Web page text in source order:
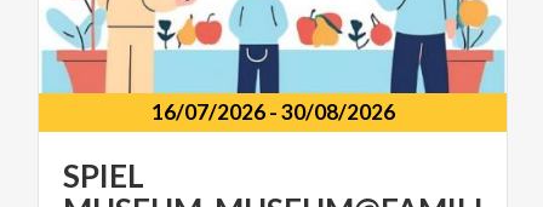
16/07/2026-30/08/2026
SPIEL